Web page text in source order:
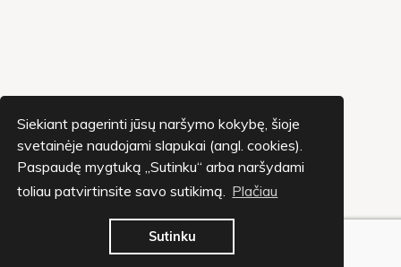
Siekiant pagerinti jūsų naršymo kokybę, šioje
svetainėje naudojami slapukai (angl. cookies).
Paspaudę mygtuką „Sutinku“ arba naršydami
toliau patvirtinsite savo sutikimą. Plačiau
Sutinku